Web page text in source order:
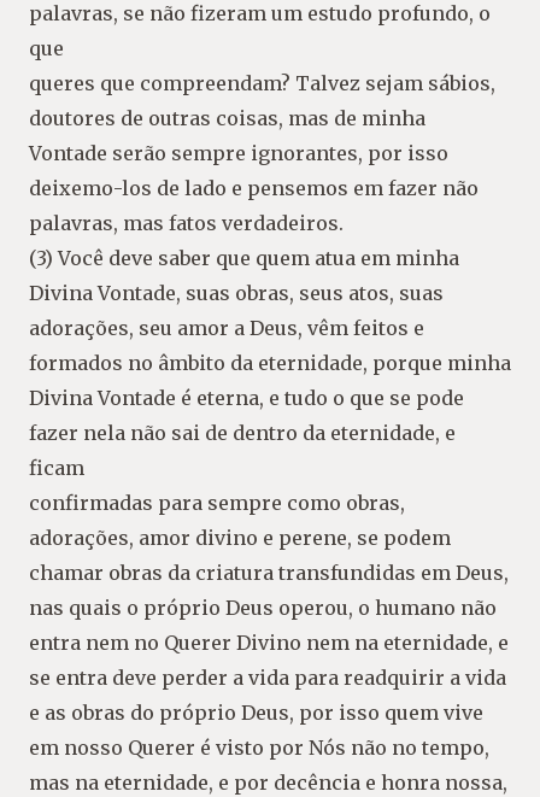
palavras, se não fizeram um estudo profundo, o
que
queres que compreendam? Talvez sejam sábios,
doutores de outras coisas, mas de minha
Vontade serão sempre ignorantes, por isso
deixemo-los de lado e pensemos em fazer não
palavras, mas fatos verdadeiros.
(3) Você deve saber que quem atua em minha
Divina Vontade, suas obras, seus atos, suas
adorações, seu amor a Deus, vêm feitos e
formados no âmbito da eternidade, porque minha
Divina Vontade é eterna, e tudo o que se pode
fazer nela não sai de dentro da eternidade, e
ficam
confirmadas para sempre como obras,
adorações, amor divino e perene, se podem
chamar obras da criatura transfundidas em Deus,
nas quais o próprio Deus operou, o humano não
entra nem no Querer Divino nem na eternidade, e
se entra deve perder a vida para readquirir a vida
e as obras do próprio Deus, por isso quem vive
em nosso Querer é visto por Nós não no tempo,
mas na eternidade, e por decência e honra nossa,